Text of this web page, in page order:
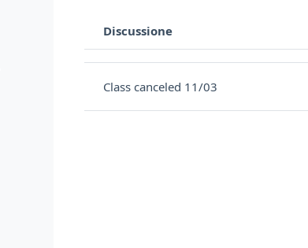
Stato
Discussione
Class canceled 11/03